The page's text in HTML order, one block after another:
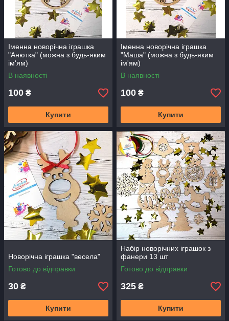
Іменна новорічна іграшка
"Анютка" (можна з будь-яким
ім'ям)
В наявності
100 ₴
Купити
Іменна новорічна іграшка
"Маша" (можна з будь-яким
ім'ям)
В наявності
100 ₴
Купити
Новорічна іграшка "весела"
Готово до відправки
30 ₴
Купити
Набір новорічних іграшок з
фанери 13 шт
Готово до відправки
325 ₴
Купити